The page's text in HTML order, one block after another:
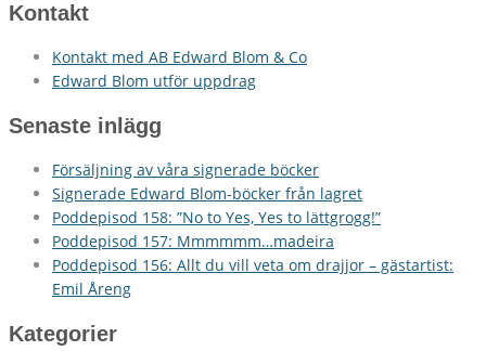
Kontakt
Kontakt med AB Edward Blom & Co
Edward Blom utför uppdrag
Senaste inlägg
Försäljning av våra signerade böcker
Signerade Edward Blom-böcker från lagret
Poddepisod 158: ”No to Yes, Yes to lättgrogg!”
Poddepisod 157: Mmmmmm…madeira
Poddepisod 156: Allt du vill veta om drajjor – gästartist:
Emil Åreng
Kategorier